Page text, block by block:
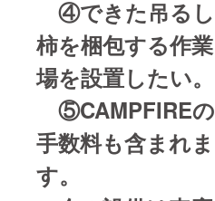
④できた吊るし
柿を梱包する作業
場を設置したい。
⑤CAMPFIREの
手数料も含まれま
す。